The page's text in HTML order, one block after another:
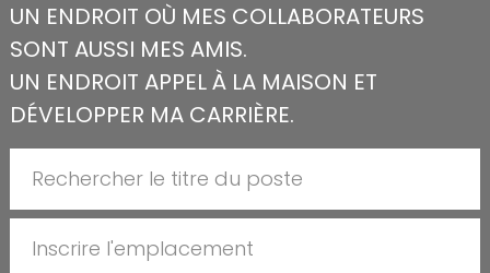
UN ENDROIT OÙ MES COLLABORATEURS
SONT AUSSI MES AMIS.
UN ENDROIT APPEL À LA MAISON ET
DÉVELOPPER MA CARRIÈRE.